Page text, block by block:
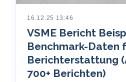
16.12.25 13:46
VSME Bericht
Benchmark-Daten
Berichterstattung
700+ Berichten)